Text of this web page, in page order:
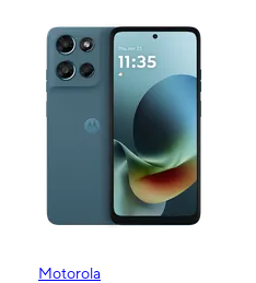
Motorola